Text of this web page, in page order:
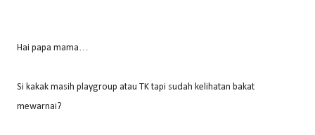
Hai papa mama…
Si kakak masih playgroup atau TK tapi sudah kelihatan bakat
mewarnai?